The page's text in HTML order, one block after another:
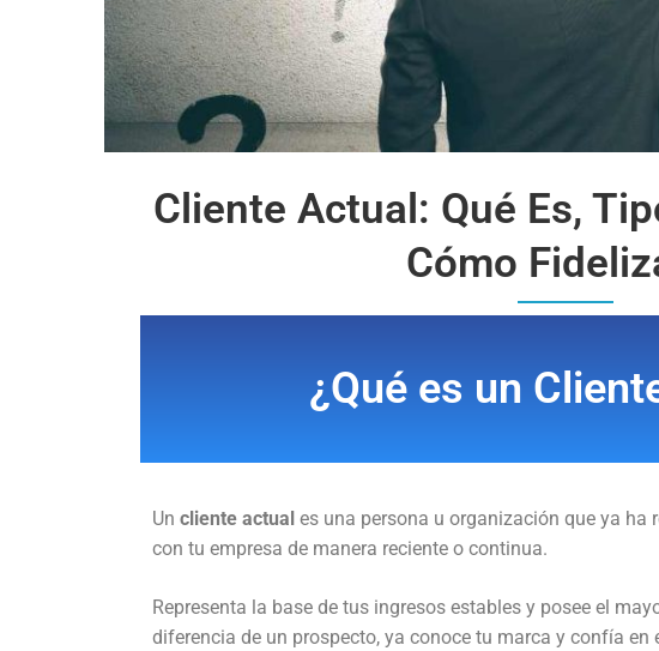
Cliente Actual: Qué Es,
Cómo
¿Qué es un
Un cliente actual es una persona u organización que ya
con tu empresa de manera reciente o continua.
Representa la base de tus ingresos estables y posee el
diferencia de un prospecto, ya conoce tu marca y confía en